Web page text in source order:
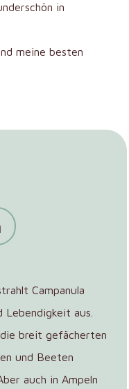
in
meine besten
Campanula
aus.
breit gefächerten
und Beeten
auch in Ampeln